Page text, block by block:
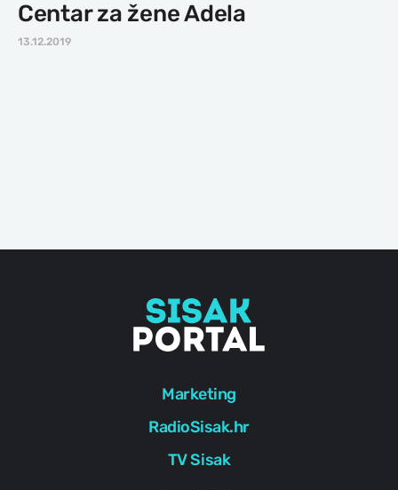
Centar za žene Adela
13.12.2019
Marketing
RadioSisak.hr
TV Sisak